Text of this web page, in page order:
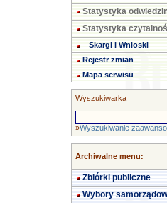
Statystyka
Statystyka
Skargi i Wnioski
Rejestr zmian
Mapa serwisu
Wyszukiwarka
»Wyszukiwanie
Archiwalne menu:
Zbiórki publiczne
Wybory